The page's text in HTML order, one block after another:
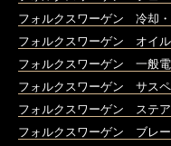
フォルクスワーゲン 冷却
フォルクスワーゲン オイル
フォルクスワーゲン 一般
フォルクスワーゲン サス
フォルクスワーゲン ステ
フォルクスワーゲン ブレ